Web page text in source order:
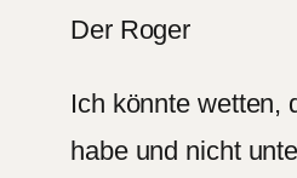
Der Roger
Ich könnte wetten,
habe und nicht